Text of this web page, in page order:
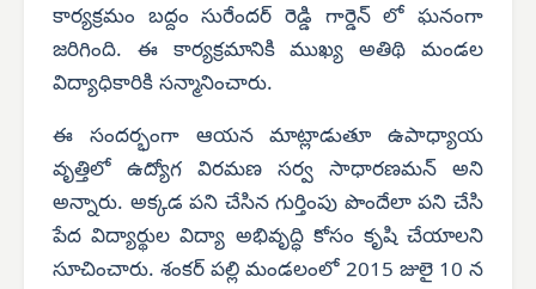
కార్యక్రమం బద్దం సురేందర్ రెడ్డి గార్డెన్ లో ఘనంగా
జరిగింది. ఈ కార్యక్రమానికి ముఖ్య అతిథి మండల
విద్యాధికారికి సన్మానించారు.
ఈ సందర్భంగా ఆయన మాట్లాడుతూ ఉపాధ్యాయ
వృత్తిలో ఉద్యోగ విరమణ సర్వ సాధారణమన్ అని
అన్నారు. అక్కడ పని చేసిన గుర్తింపు పొందేలా పని చేసి
పేద విద్యార్థుల విద్యా అభివృద్ధి కోసం కృషి చేయాలని
సూచించారు. శంకర్ పల్లి మండలంలో 2015 జులై 10 న